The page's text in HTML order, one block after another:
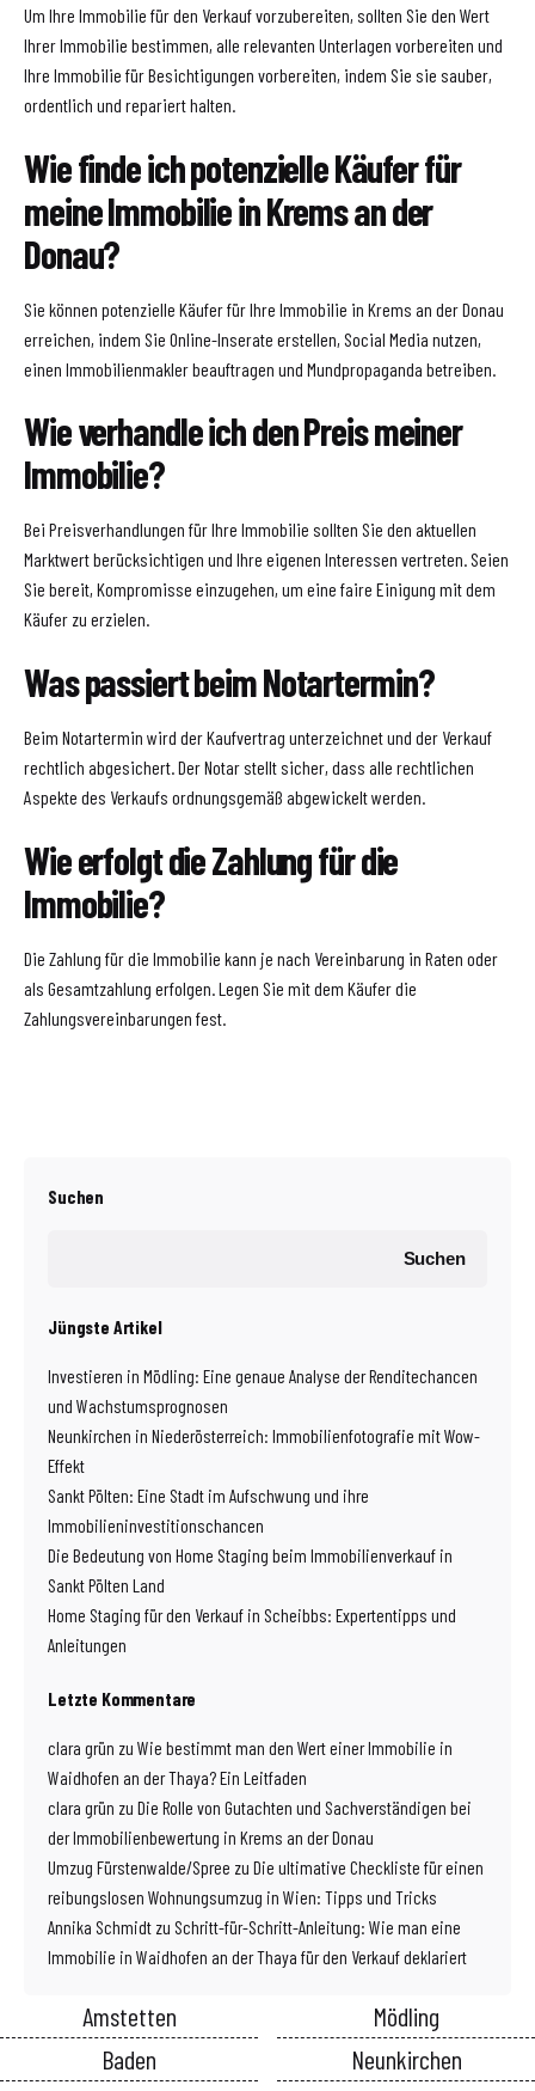
Um Ihre Immobilie für den Verkauf vorzubereiten, sollten Sie den Wert
Ihrer Immobilie bestimmen, alle relevanten Unterlagen vorbereiten und
Ihre Immobilie für Besichtigungen vorbereiten, indem Sie sie sauber,
ordentlich und repariert halten.
Wie finde ich potenzielle Käufer für
meine Immobilie in Krems an der
Donau?
Sie können potenzielle Käufer für Ihre Immobilie in Krems an der Donau
erreichen, indem Sie Online-Inserate erstellen, Social Media nutzen,
einen Immobilienmakler beauftragen und Mundpropaganda betreiben.
Wie verhandle ich den Preis meiner
Immobilie?
Bei Preisverhandlungen für Ihre Immobilie sollten Sie den aktuellen
Marktwert berücksichtigen und Ihre eigenen Interessen vertreten. Seien
Sie bereit, Kompromisse einzugehen, um eine faire Einigung mit dem
Käufer zu erzielen.
Was passiert beim Notartermin?
Beim Notartermin wird der Kaufvertrag unterzeichnet und der Verkauf
rechtlich abgesichert. Der Notar stellt sicher, dass alle rechtlichen
Aspekte des Verkaufs ordnungsgemäß abgewickelt werden.
Wie erfolgt die Zahlung für die
Immobilie?
Die Zahlung für die Immobilie kann je nach Vereinbarung in Raten oder
als Gesamtzahlung erfolgen. Legen Sie mit dem Käufer die
Zahlungsvereinbarungen fest.
Suchen
Suchen
Jüngste Artikel
Investieren in Mödling: Eine genaue Analyse der Renditechancen
und Wachstumsprognosen
Neunkirchen in Niederösterreich: Immobilienfotografie mit Wow-
Effekt
Sankt Pölten: Eine Stadt im Aufschwung und ihre
Immobilieninvestitionschancen
Die Bedeutung von Home Staging beim Immobilienverkauf in
Sankt Pölten Land
Home Staging für den Verkauf in Scheibbs: Expertentipps und
Anleitungen
Letzte Kommentare
clara grün zu Wie bestimmt man den Wert einer Immobilie in
Waidhofen an der Thaya? Ein Leitfaden
clara grün zu Die Rolle von Gutachten und Sachverständigen bei
der Immobilienbewertung in Krems an der Donau
Umzug Fürstenwalde/Spree zu Die ultimative Checkliste für einen
reibungslosen Wohnungsumzug in Wien: Tipps und Tricks
Annika Schmidt zu Schritt-für-Schritt-Anleitung: Wie man eine
Immobilie in Waidhofen an der Thaya für den Verkauf deklariert
Amstetten
Baden
Mödling
Neunkirchen